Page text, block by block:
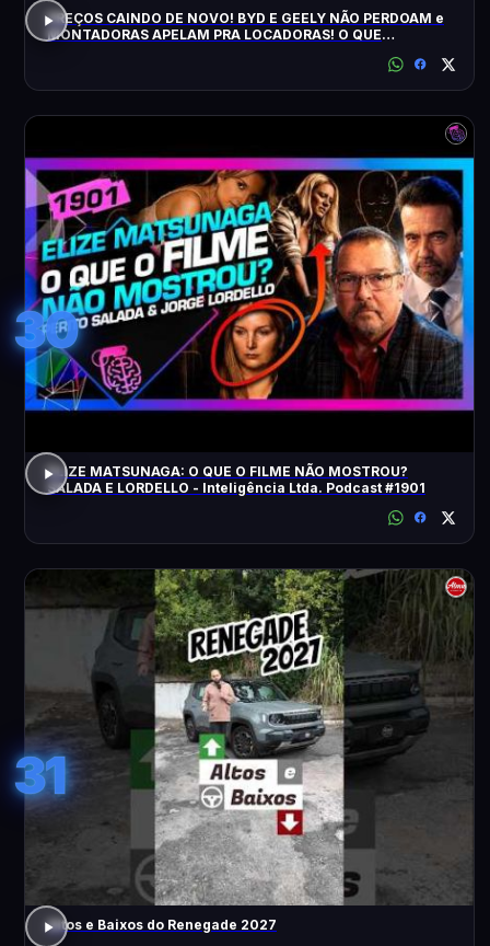
PREÇOS CAINDO DE NOVO! BYD E GEELY NÃO PERDOAM e
MONTADORAS APELAM PRA LOCADORAS! O QUE
30
ELIZE MATSUNAGA: O QUE O FILME NÃO MOSTROU?
SALADA E LORDELLO - Inteligência Ltda. Podcast #1901
31
Altos e Baixos do Renegade 2027